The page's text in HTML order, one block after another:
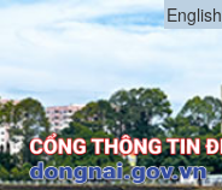
English